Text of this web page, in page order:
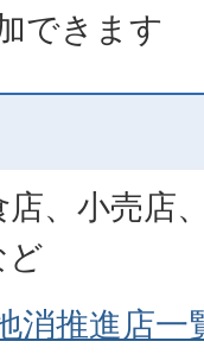
できます
、小売店
ど
消推進店